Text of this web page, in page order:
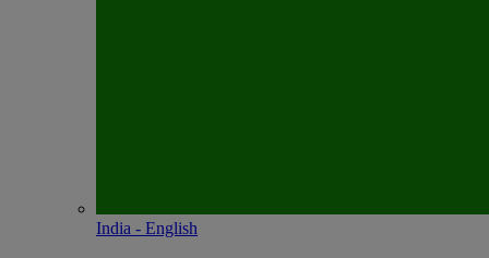
India - English